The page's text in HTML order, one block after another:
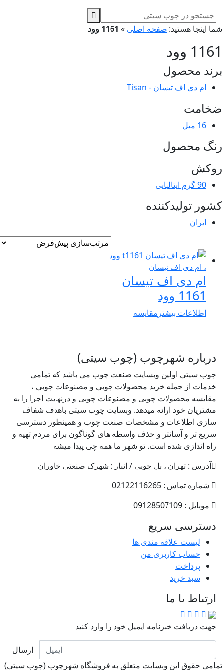
اینجا هستید:صفحه اصلی» 1161 وود
وود
محصول
ام دی اف تیسان - Tisan
16 میل
محصول
90 گرم ایتالیایی
تولیدکننده
ایران
ام دی اف تیسان
1161 وود
اطلاعات بیشترمقایسه
درباره شهرچوب (چوب سیتی)
چوب سیتی اولین وبسایت صنعت چوب می باشد که تمامی
خدمات از جمله خرید محصولات چوبی و مصنوعات چوبی ،
مقایسه محصولات چوبی و مصنوعات چوبی و درنهایت اجرا را به
مشتریان خود ارائه میدهد. وبسایت چوب سیتی باهدف شفاف
سازی اطلاعات و مشخصات صنعت چوب و همینطور دسترسی
سریع تر و آسانتر و حذف واسطه های گوناگون برای مردم تهیه و
راه اندازی شده است. تو شهر ما همه چی پیدا میشه
آدرس : تهران ، پل چوبی / انبار : شهرک صنعتی خاوران
شماره تماس : 02122116265
موبایل : 09128507109
دسترسی سریع
لیست علاقه مندی ها
حساب کاربری من
پرداخت
سبد خرید
ارتباط با ما
جهت دریافت خبرنامه ایمیل خود را وارد کنید
ارسال
حقوق این وبسایت متعلق به فروشگاه شهرچوب (چوب سیتی)